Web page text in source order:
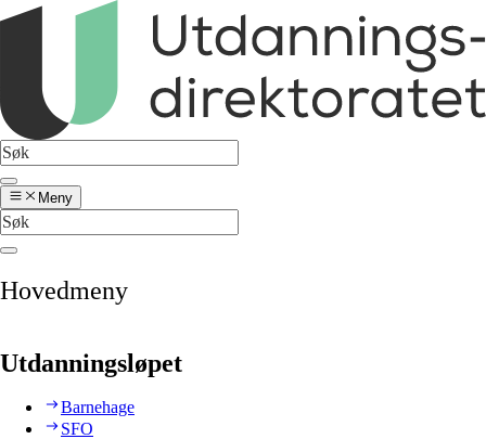
Meny
Hovedmeny
Utdanningsløpet
Barnehage
SFO